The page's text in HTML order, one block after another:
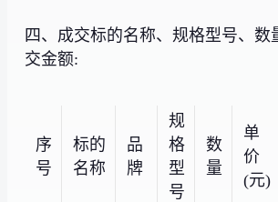
四、成交标的名称、规格型号、数
交金额:
序
号
标的
名称
品
牌
规
格
型
号
数
量
单
价
(元)